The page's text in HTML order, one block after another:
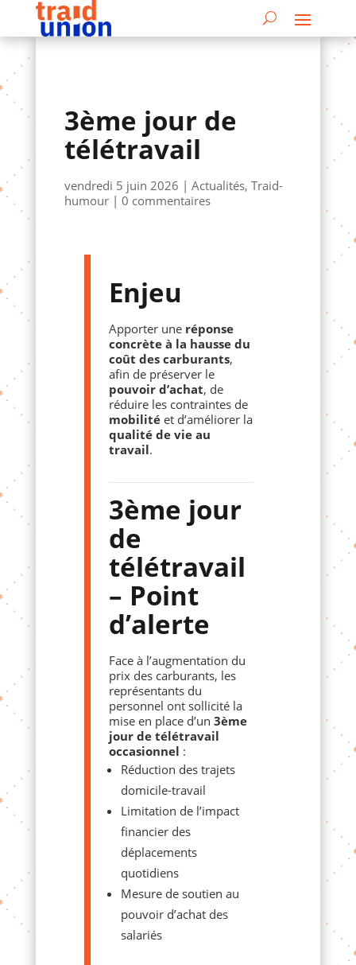
3ème jour de
télétravail
vendredi 5 juin 2026 | Actualités, Traid-
humour| 0 commentaires
Enjeu
Apporter une réponse
concrète à la hausse du
coût des carburants,
afin de préserver le
pouvoir d’achat, de
réduire les contraintes de
mobilitéet d’améliorer la
qualité de vie au
travail.
3ème jour
de
télétravail
– Point
d’alerte
Face à l’augmentation du
prix des carburants, les
représentants du
personnel ont sollicité la
mise en place d’un 3ème
jour de télétravail
occasionnel :
Réduction des trajets
domicile-travail
Limitation de l’impact
financier des
déplacements
quotidiens
Mesure de soutien au
pouvoir d’achat des
salariés